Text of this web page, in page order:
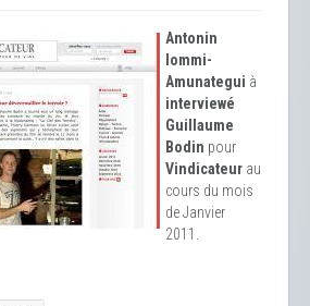
Antonin
Iommi-
Amunategui à
interviewé
Guillaume
Bodin pour
Vindicateur au
cours du mois
de Janvier
2011.